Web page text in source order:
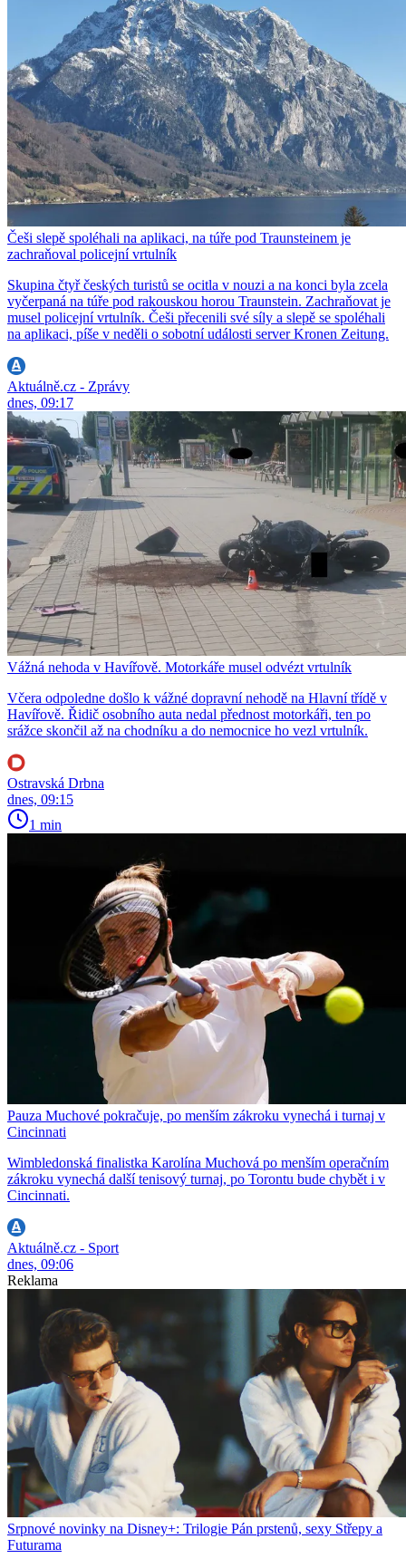
Češi slepě spoléhali na aplikaci, na túře pod Traunsteinem je
zachraňoval policejní vrtulník
Skupina čtyř českých turistů se ocitla v nouzi a na konci byla zcela
vyčerpaná na túře pod rakouskou horou Traunstein. Zachraňovat je
musel policejní vrtulník. Češi přecenili své síly a slepě se spoléhali
na aplikaci, píše v neděli o sobotní události server Kronen Zeitung.
Aktuálně.cz - Zprávy
dnes, 09:17
Vážná nehoda v Havířově. Motorkáře musel odvézt vrtulník
Včera odpoledne došlo k vážné dopravní nehodě na Hlavní třídě v
Havířově. Řidič osobního auta nedal přednost motorkáři, ten po
srážce skončil až na chodníku a do nemocnice ho vezl vrtulník.
Ostravská Drbna
dnes, 09:15
1 min
Pauza Muchové pokračuje, po menším zákroku vynechá i turnaj v
Cincinnati
Wimbledonská finalistka Karolína Muchová po menším operačním
zákroku vynechá další tenisový turnaj, po Torontu bude chybět i v
Cincinnati.
Aktuálně.cz - Sport
dnes, 09:06
Reklama
Srpnové novinky na Disney+: Trilogie Pán prstenů, sexy Střepy a
Futurama